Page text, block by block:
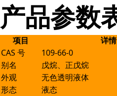
产品参数
项目 详情
CAS 号
109-66-0
别名
戊烷、正戊烷
外观
无色透明液体
形态
液态